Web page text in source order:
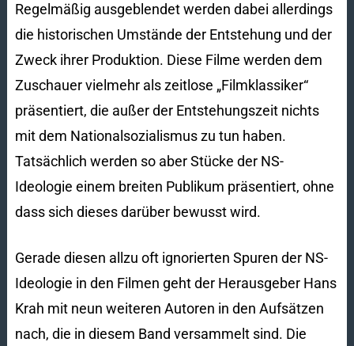
Regelmäßig ausgeblendet werden dabei allerdings
die historischen Umstände der Entstehung und der
Zweck ihrer Produktion. Diese Filme werden dem
Zuschauer vielmehr als zeitlose „Filmklassiker“
präsentiert, die außer der Entstehungszeit nichts
mit dem Nationalsozialismus zu tun haben.
Tatsächlich werden so aber Stücke der NS-
Ideologie einem breiten Publikum präsentiert, ohne
dass sich dieses darüber bewusst wird.
Gerade diesen allzu oft ignorierten Spuren der NS-
Ideologie in den Filmen geht der Herausgeber Hans
Krah mit neun weiteren Autoren in den Aufsätzen
nach, die in diesem Band versammelt sind. Die